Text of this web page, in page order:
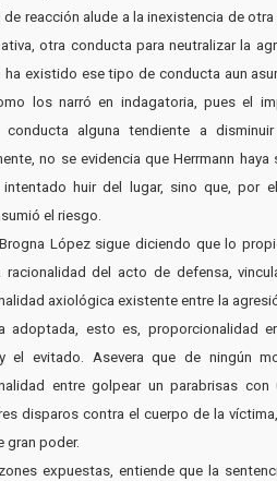
de reacción alude a la inexistencia de
otra conducta para neutralizar la
ha existido ese tipo de conducta aun
los narró en indagatoria, pues el
conducta alguna tendiente a
no se evidencia que Herrmann haya
huir del lugar, sino que, por
el riesgo.
López sigue diciendo que lo
racionalidad del acto de defensa,
axiológica existente entre la
adoptada, esto es, proporcionalidad
el evitado. Asevera que de ningún
entre golpear un parabrisas con
disparos contra el cuerpo de la
gran poder.
expuestas, entiende que la